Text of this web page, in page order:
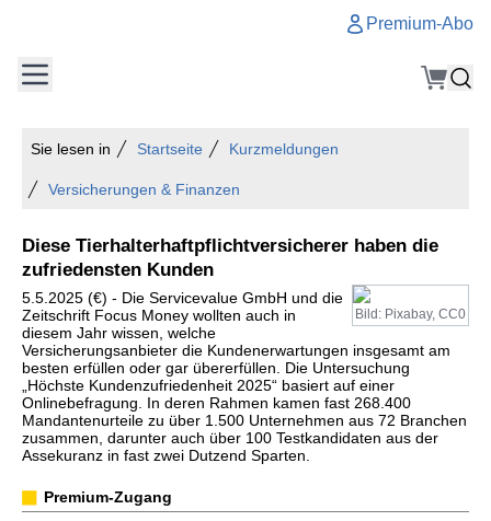
Premium-Abo
Sie lesen in Startseite Kurzmeldungen
Versicherungen & Finanzen
Diese Tierhalterhaftpflichtversicherer haben die
zufriedensten Kunden
Bild: Pixabay, CC0
5.5.2025 (€) - Die Servicevalue GmbH und die
Zeitschrift Focus Money wollten auch in
diesem Jahr wissen, welche
Versicherungsanbieter die Kundenerwartungen insgesamt am
besten erfüllen oder gar übererfüllen. Die Untersuchung
„Höchste Kundenzufriedenheit 2025“ basiert auf einer
Onlinebefragung. In deren Rahmen kamen fast 268.400
Mandantenurteile zu über 1.500 Unternehmen aus 72 Branchen
zusammen, darunter auch über 100 Testkandidaten aus der
Assekuranz in fast zwei Dutzend Sparten.
Premium-Zugang